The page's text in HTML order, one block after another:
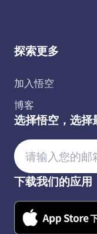
探索更多
加入悟空
博客
选择悟空，选择
下载我们的应用